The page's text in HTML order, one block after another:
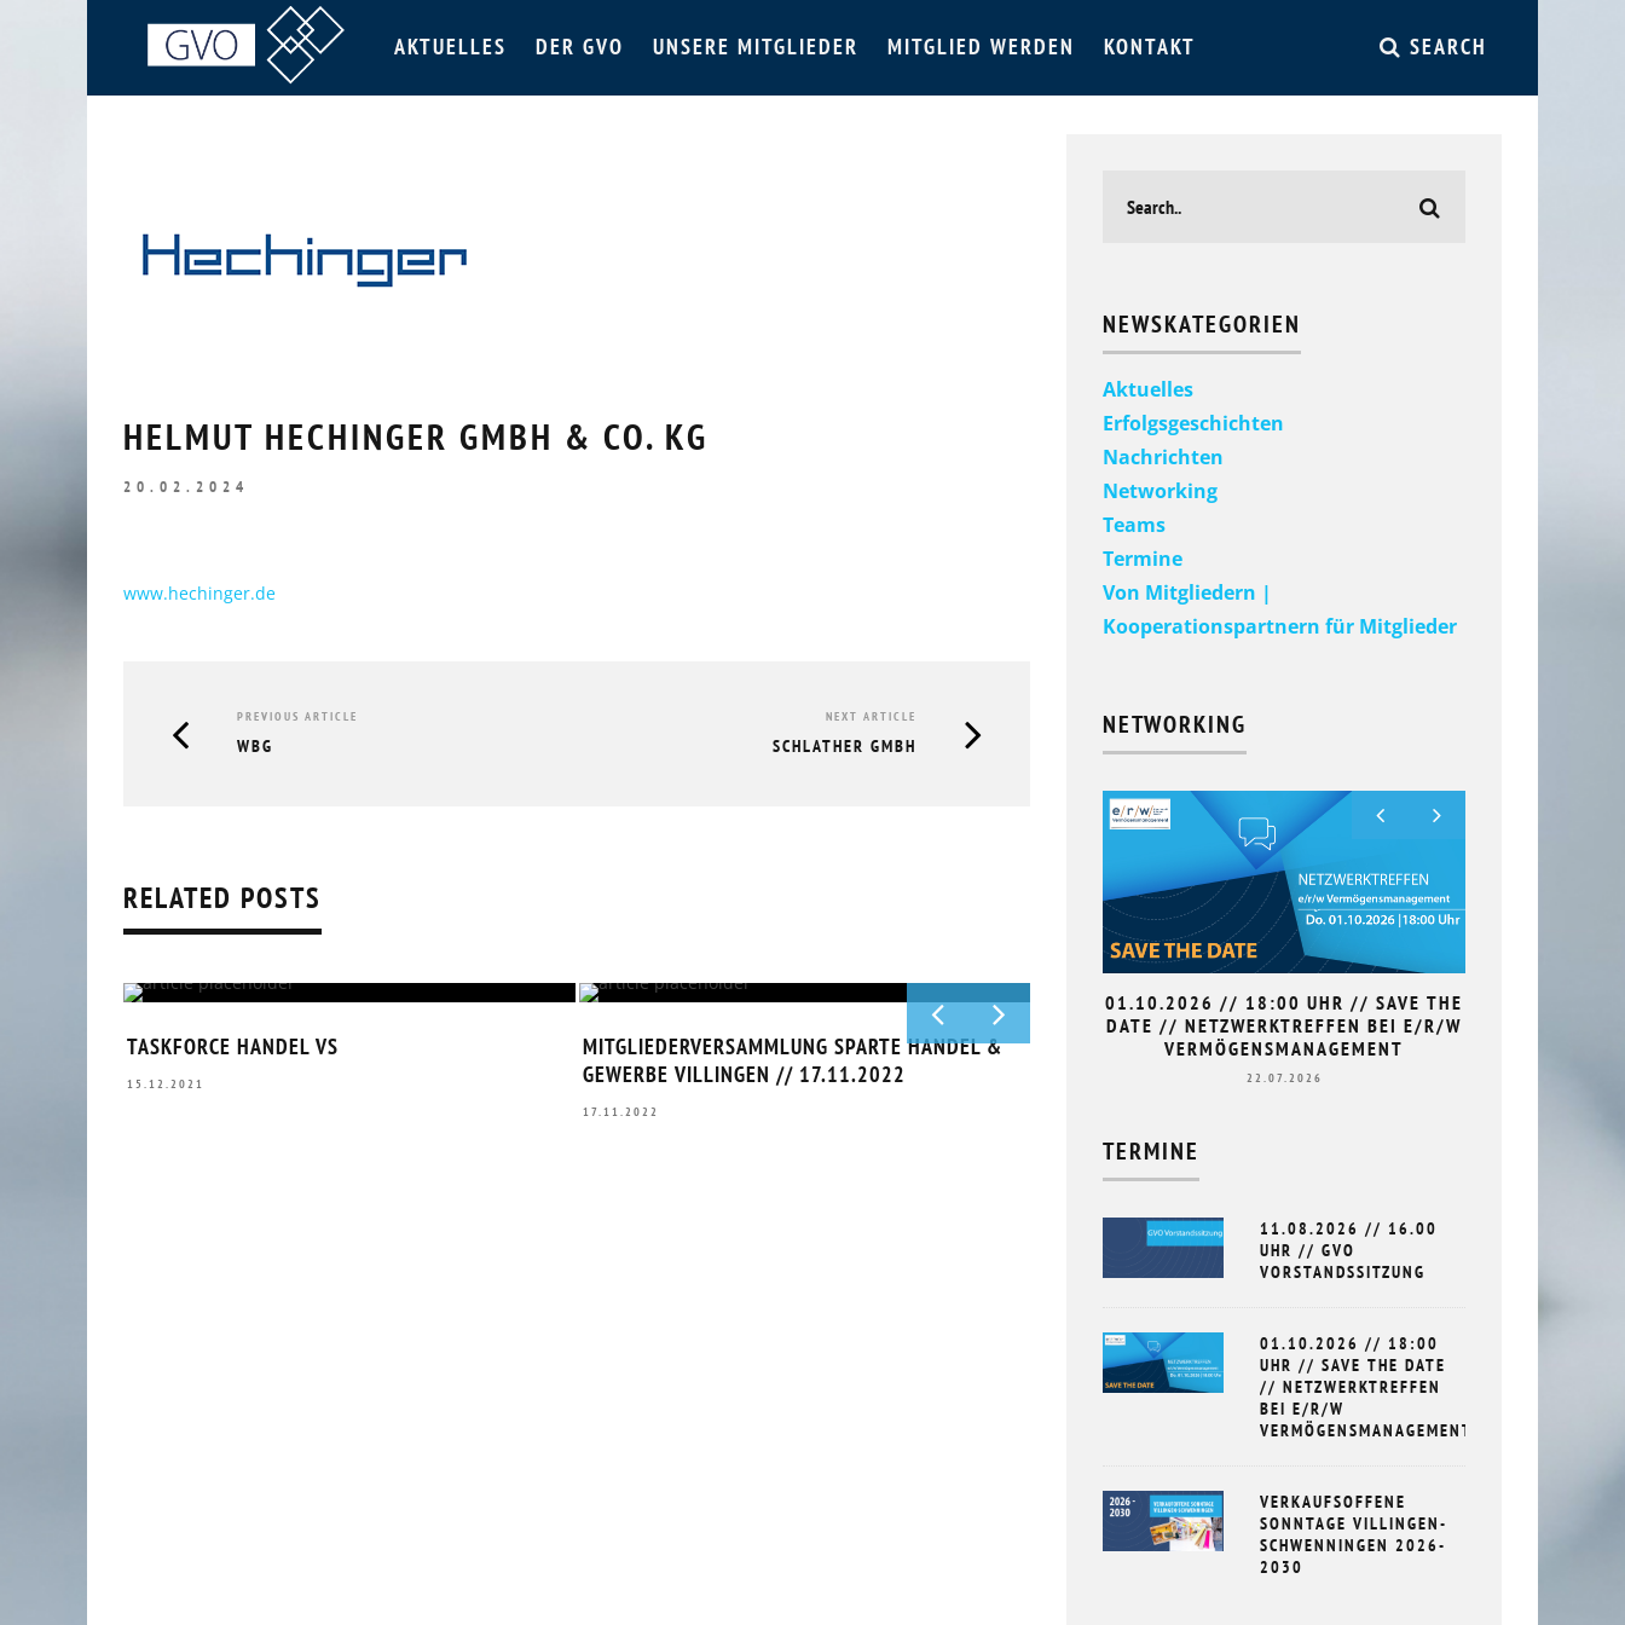
AKTUELLES DER GVO UNSERE MITGLIEDER MITGLIED WERDEN KONTAKT SEARCH
HELMUT HECHINGER GMBH & CO. KG
20.02.2024
www.hechinger.de
PREVIOUS ARTICLE
WBG
NEXT ARTICLE
SCHLATHER GMBH
RELATED POSTS
TASKFORCE HANDEL VS
15.12.2021
MITGLIEDERVERSAMMLUNG SPARTE HANDEL &
GEWERBE VILLINGEN // 17.11.2022
17.11.2022
2. GVO CORONA-UMFRAGE HERBST 2020
NEWSKATEGORIEN
Aktuelles
Erfolgsgeschichten
Nachrichten
Networking
Teams
Termine
Von Mitgliedern |
Kooperationspartnern für Mitglieder
NETWORKING
RÜCKBLICK UNTERNEHMERFRÜHSTÜCK
GVO MITGLIEDERVERSAMMLUNG &
HERBSTTREFF // 19.11.2025
20.11.2025
01.10.2026 // 18:00 UHR // SAVE THE
DATE // NETZWERKTREFFEN BEI E/R/W
VERMÖGENSMANAGEMENT
22.07.2026
TERMINE
11.08.2026 // 16.00
UHR // GVO
VORSTANDSSITZUNG
01.10.2026 // 18:00
UHR // SAVE THE DATE
// NETZWERKTREFFEN
BEI E/R/W
VERMÖGENSMANAGEMENT
VERKAUFSOFFENE
SONNTAGE VILLINGEN-
SCHWENNINGEN 2026-
2030